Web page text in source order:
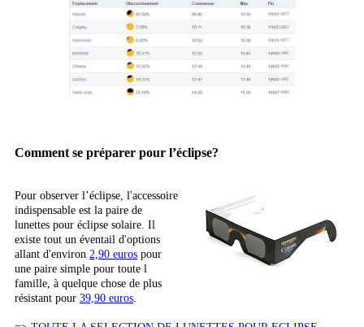
Comment se préparer pour l’éclipse?
Pour observer l’éclipse, l'accessoire
indispensable est la paire de
lunettes pour éclipse solaire. Il
existe tout un éventail d'options
allant d'environ 2,90 euros pour
une paire simple pour toute l
famille, à quelque chose de plus
résistant pour 39,90 euros.